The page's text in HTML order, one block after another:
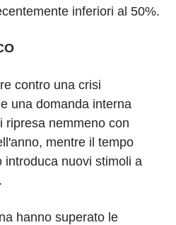
inferiori al 50%.
contro una crisi
una domanda interna
ripresa nemmeno con
mentre il tempo
introduca nuovi stimoli a
hanno superato le